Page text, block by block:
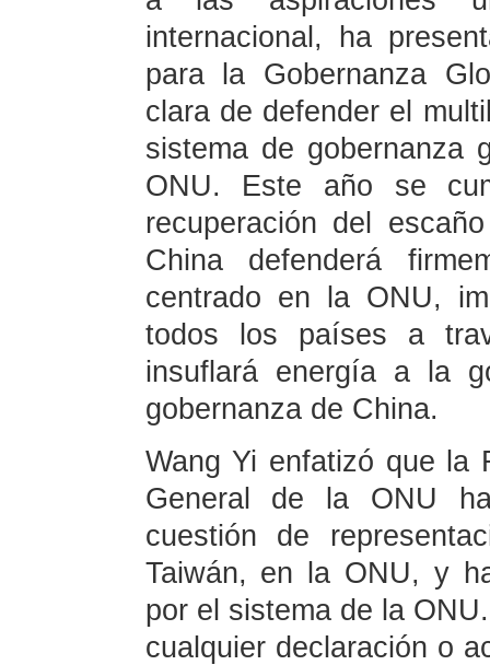
internacional, ha
para la Gobernanza
clara de defender el
sistema de gobernanza
ONU. Este año se
recuperación del
China defenderá
centrado en la ONU,
todos los países a
insuflará energía a la
gobernanza de China.
Wang Yi enfatizó que la
General de la ONU
cuestión de
Taiwán, en la ONU, y
por el sistema de la
cualquier declaración o